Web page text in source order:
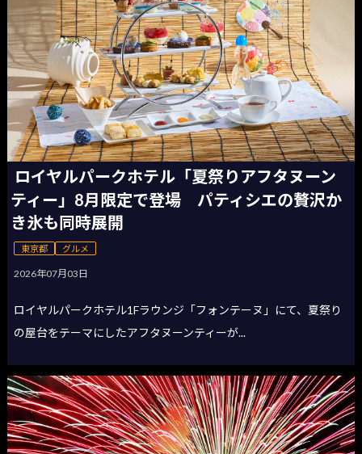
ロイヤルパークホテル「夏祭りアフタヌーン
ティー」8月限定で登場 パティシエの贅沢か
き氷も同時展開
東京都 グルメ
2026年07月03日
ロイヤルパークホテル1Fラウンジ「フォンテーヌ」にて、夏祭り
の屋台をテーマにしたアフタヌーンティーが...